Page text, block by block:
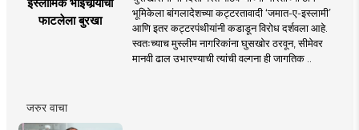
फाटलेला बुरखा
भूमिकेला बांगलादेशच्या कट्टरतावादी ‘जमात-ए-इस्लामी’
आणि इतर कट्टरपंथीयांनी कडाडून विरोध दर्शवला आहे.
स्वतःच्याच मुस्लीम नागरिकांना घुसखोर ठरवून, सीमेवर
मानवी ढाल उभारण्याची त्यांची वल्गना ही जागतिक ..
जरुर वाचा